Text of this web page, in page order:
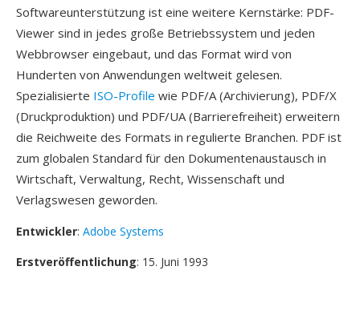
Softwareunterstützung ist eine weitere Kernstärke: PDF-
Viewer sind in jedes große Betriebssystem und jeden
Webbrowser eingebaut, und das Format wird von
Hunderten von Anwendungen weltweit gelesen.
Spezialisierte ISO-Profile wie PDF/A (Archivierung), PDF/X
(Druckproduktion) und PDF/UA (Barrierefreiheit) erweitern
die Reichweite des Formats in regulierte Branchen. PDF ist
zum globalen Standard für den Dokumentenaustausch in
Wirtschaft, Verwaltung, Recht, Wissenschaft und
Verlagswesen geworden.
Entwickler: Adobe Systems
Erstveröffentlichung: 15. Juni 1993